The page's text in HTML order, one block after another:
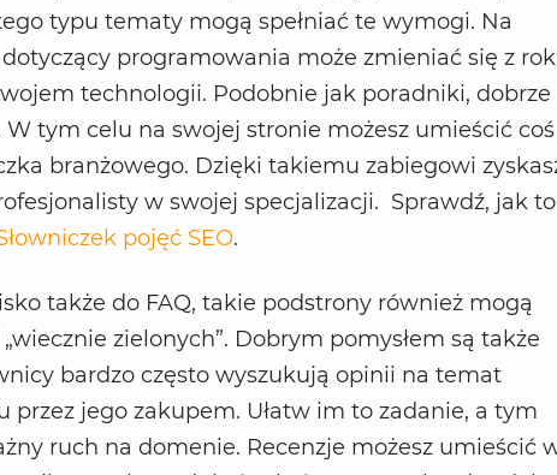
typu tematy mogą spełniać te wymogi. Na
programowania może zmieniać się z
technologii. Podobnie jak poradniki, dobrze
tym celu na swojej stronie możesz umieścić coś
branżowego. Dzięki takiemu zabiegowi
w swojej specjalizacji. Sprawdź, jak to
pojęć SEO.
także do FAQ, takie podstrony również mogą
zielonych”. Dobrym pomysłem są także
bardzo często wyszukują opinii na temat
przez jego zakupem. Ułatw im to zadanie, a tym
ruch na domenie. Recenzje możesz umieścić